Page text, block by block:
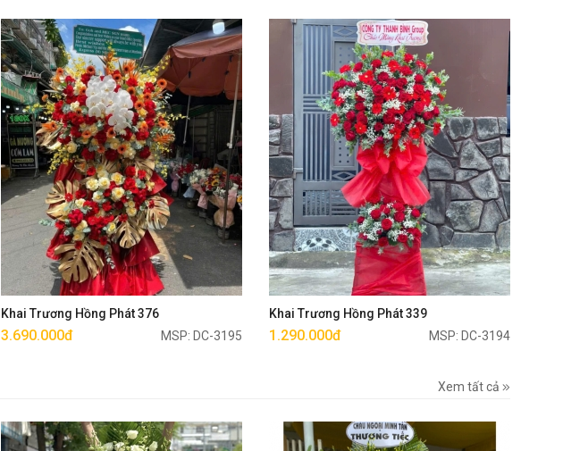
Khai Trương Hồng Phát 376
3.690.000đ MSP: DC-3195
Mua ngay
Khai Trương Hồng Phát 339
1.290.000đ MSP: DC-3194
Mua ngay
Xem tất cả